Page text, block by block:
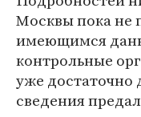
Москвы пока не
имеющимся
контрольные
уже достаточно
сведения